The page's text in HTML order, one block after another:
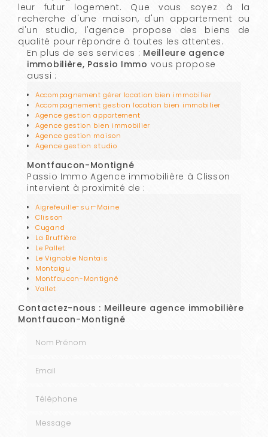
leur futur logement. Que vous soyez à la
recherche d'une maison, d'un appartement ou
d'un studio, l'agence propose des biens de
qualité pour répondre à toutes les attentes.
En plus de ses services : Meilleure agence
immobilière, Passio Immo vous propose
aussi :
Accompagnement gérer location bien immobilier
Accompagnement gestion location bien immobilier
Agence gestion appartement
Agence gestion bien immobilier
Agence gestion maison
Agence gestion studio
Montfaucon-Montigné
Passio Immo Agence immobilière à Clisson
intervient à proximité de :
Aigrefeuille-sur-Maine
Clisson
Cugand
La Bruffière
Le Pallet
Le Vignoble Nantais
Montaigu
Montfaucon-Montigné
Vallet
Contactez-nous : Meilleure agence immobilière
Montfaucon-Montigné
Message